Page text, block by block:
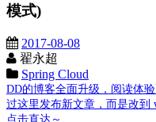
模式)
2017-08-08
翟永超
Spring Cloud
DD的博客全面升级，阅读体
过这里发布新文章，而是改到
点击直达～